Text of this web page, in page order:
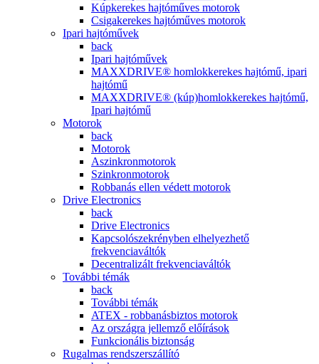
Kúpkerekes hajtóműves motorok
Csigakerekes hajtóműves motorok
Ipari hajtóművek
back
Ipari hajtóművek
MAXXDRIVE® homlokkerekes hajtómű, ipari
hajtómű
MAXXDRIVE® (kúp)homlokkerekes hajtómű,
Ipari hajtómű
Motorok
back
Motorok
Aszinkronmotorok
Szinkronmotorok
Robbanás ellen védett motorok
Drive Electronics
back
Drive Electronics
Kapcsolószekrényben elhelyezhető
frekvenciaváltók
Decentralizált frekvenciaváltók
További témák
back
További témák
ATEX - robbanásbiztos motorok
Az országra jellemző előírások
Funkcionális biztonság
Rugalmas rendszerszállító